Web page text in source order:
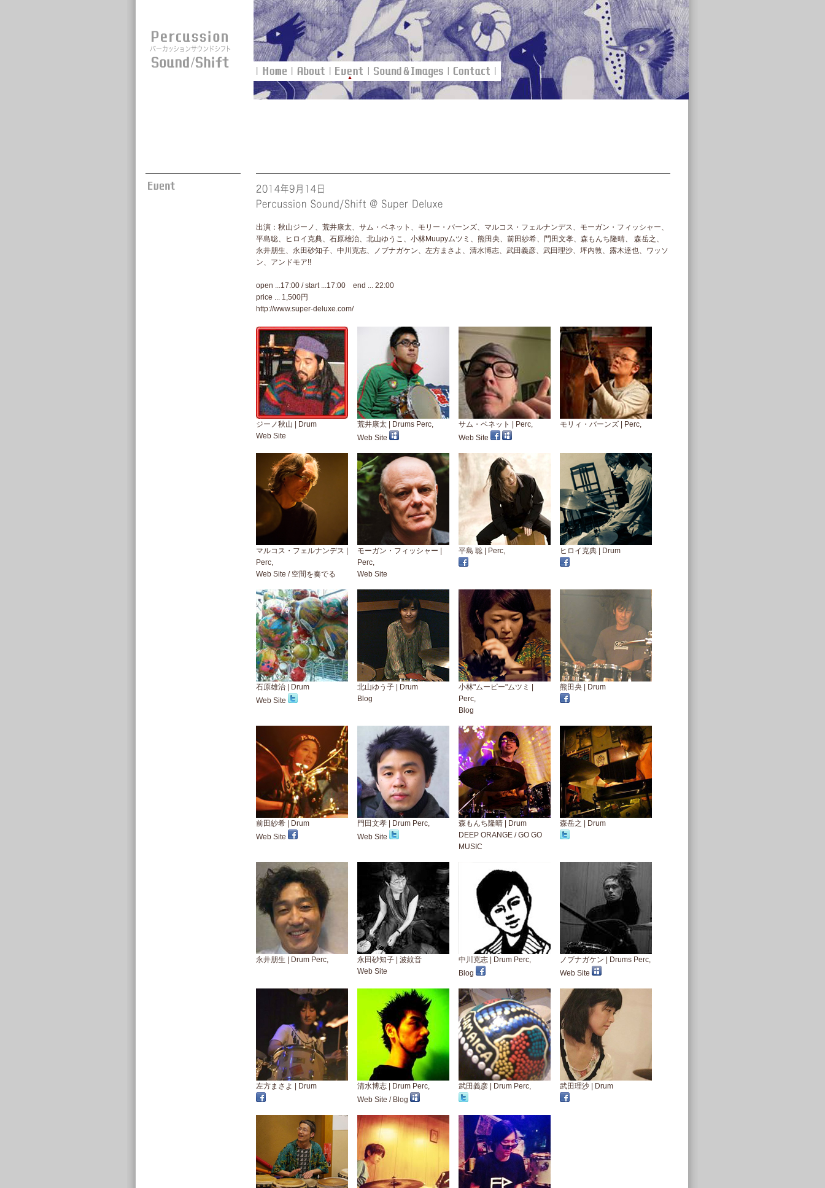
出演：秋山ジーノ、荒井康太、サム・ベネット、モリー・バーンズ、マルコス・フェルナンデス、モーガン・フィッシャー、
平島聡、ヒロイ克典、石原雄治、北山ゆうこ、小林Muupyムツミ、熊田央、前田紗希、門田文孝、森もんち隆晴、 森岳之、
永井朋生、永田砂知子、中川克志、ノブナガケン、左方まさよ、清水博志、武田義彦、武田理沙、坪内敦、露木達也、ワッソ
ン、アンドモア!!
open ...17:00 / start ...17:00 end ... 22:00
price ... 1,500円
http://www.super-deluxe.com/
ジーノ秋山 | Drum
Web Site
荒井康太 | Drums Perc,
Web Site
サム・ベネット | Perc,
Web Site
モリィ・バーンズ | Perc,
マルコス・フェルナンデス |
Perc,
Web Site / 空間を奏でる
モーガン・フィッシャー |
Perc,
Web Site
平島 聡 | Perc, ヒロイ克典 | Drum
石原雄治 | Drum
Web Site
北山ゆう子 | Drum
Blog
小林"ムーピー"ムツミ |
Perc,
Blog
熊田央 | Drum
前田紗希 | Drum
Web Site
門田文孝 | Drum Perc,
Web Site
森もんち隆晴 | Drum
DEEP ORANGE /GO GO
MUSIC
森岳之 | Drum
永井朋生 | Drum Perc,
永田砂知子 | 波紋音
Web Site
中川克志 | Drum Perc,
Blog
ノブナガケン | Drums Perc,
Web Site
左方まさよ | Drum
清水博志 | Drum Perc,
Web Site / Blog
武田義彦 | Drum Perc, 武田理沙 | Drum